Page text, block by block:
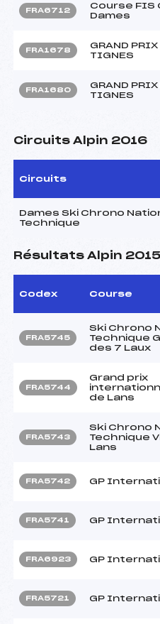
FRA6712
Course FIS
Dames
FRA1678
GRAND PRIX
TIGNES
FRA1680
GRAND PRIX
TIGNES
Circuits Alpin 2016
Circuits
Dames Ski Chrono
Technique
Résultats Alpin 2015
Codex Course
FRA5745
Ski Chrono
Technique
des 7 Laux
FRA5744
Grand prix
de Lans
FRA5743
Ski Chrono
Technique
Lans
FRA5742 GP
FRA5741 GP
FRA6923 GP
FRA5721 GP